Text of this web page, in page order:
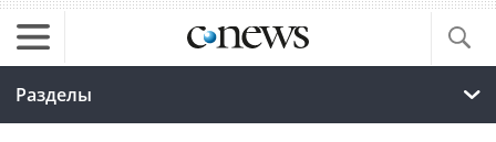
Разделы